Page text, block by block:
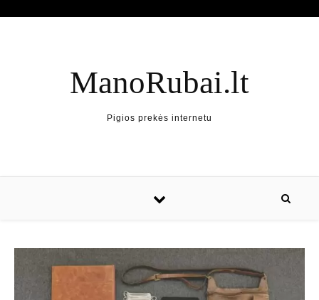
ManoRubai.lt
Pigios prekės internetu